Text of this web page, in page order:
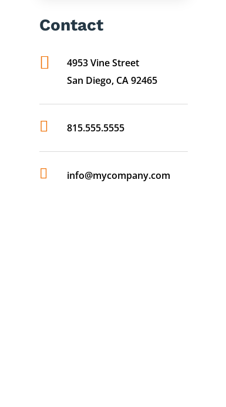
Contact

4953 Vine Street
San Diego, CA 92465
 815.555.5555
 info@mycompany.com